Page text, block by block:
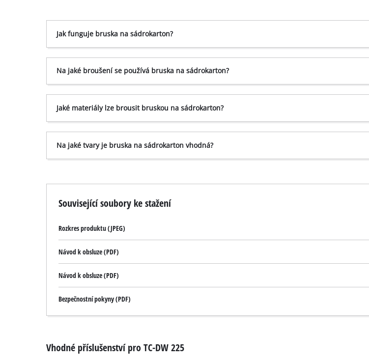
Jak funguje bruska na sádrokarton?
Na jaké broušení se používá bruska na sádrokarton?
Jaké materiály lze brousit bruskou na sádrokarton?
Na jaké tvary je bruska na sádrokarton vhodná?
Související soubory ke stažení
Rozkres produktu (JPEG)
Návod k obsluze (PDF)
Návod k obsluze (PDF)
Bezpečnostní pokyny (PDF)
Vhodné příslušenství pro TC-DW 225